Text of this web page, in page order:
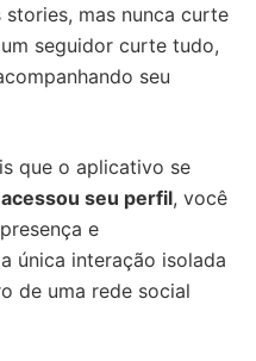
mas nunca curte
seguidor curte tudo,
seu
que o aplicativo se
seu perfil, você
e
única interação isolada
de uma rede social